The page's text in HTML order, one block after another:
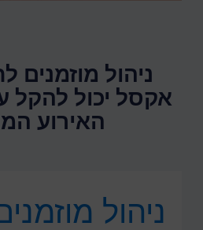
ניהול מוזמנים
אקסל יכול להקל
האירוע
ניהול